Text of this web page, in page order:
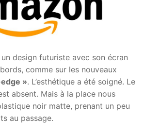
design futuriste avec son écran
comme sur les nouveaux
». L’esthétique a été soigné. Le
absent. Mais à la place nous
noir matte, prenant un peu
au passage.